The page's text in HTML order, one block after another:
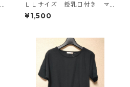
ＬＬサイズ 授乳口付き マ
タニティ ドッキングワンピ
ース ホワイト×ブルー KAE
¥1,500